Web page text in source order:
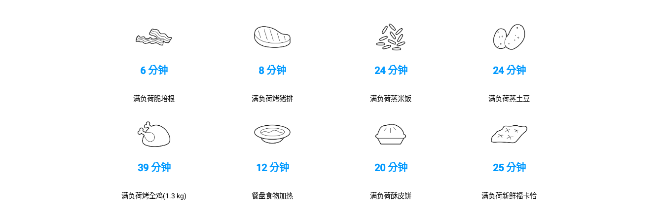
6 分钟
满负荷脆培根
8 分钟
满负荷烤猪排
24 分钟
满负荷蒸米饭
24 分钟
满负荷蒸土豆
39 分钟
满负荷烤全鸡(1.3 kg)
12 分钟
餐盘食物加热
20 分钟
满负荷酥皮饼
25 分钟
满负荷新鲜福卡恰